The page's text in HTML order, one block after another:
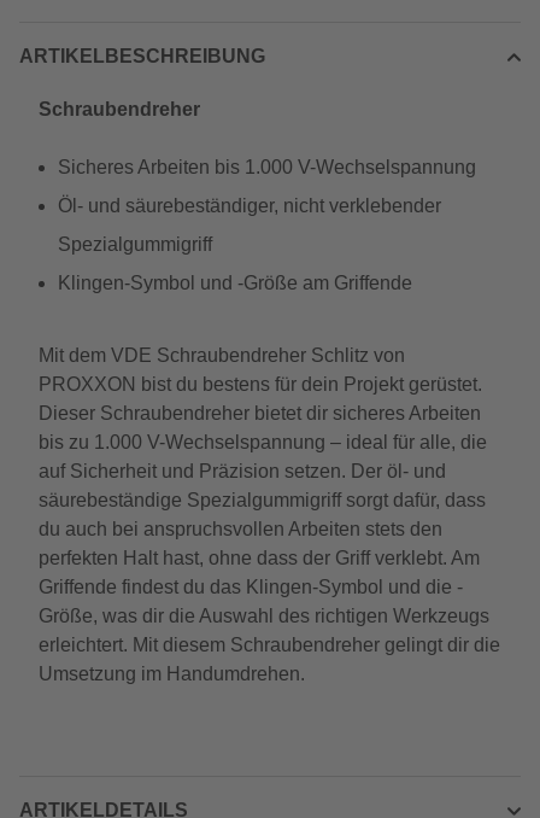
ARTIKELBESCHREIBUNG
Schraubendreher
Sicheres Arbeiten bis 1.000 V-Wechselspannung
Öl- und säurebeständiger, nicht verklebender
Spezialgummigriff
Klingen-Symbol und -Größe am Griffende
Mit dem VDE Schraubendreher Schlitz von
PROXXON bist du bestens für dein Projekt gerüstet.
Dieser Schraubendreher bietet dir sicheres Arbeiten
bis zu 1.000 V-Wechselspannung – ideal für alle, die
auf Sicherheit und Präzision setzen. Der öl- und
säurebeständige Spezialgummigriff sorgt dafür, dass
du auch bei anspruchsvollen Arbeiten stets den
perfekten Halt hast, ohne dass der Griff verklebt. Am
Griffende findest du das Klingen-Symbol und die -
Größe, was dir die Auswahl des richtigen Werkzeugs
erleichtert. Mit diesem Schraubendreher gelingt dir die
Umsetzung im Handumdrehen.
ARTIKELDETAILS